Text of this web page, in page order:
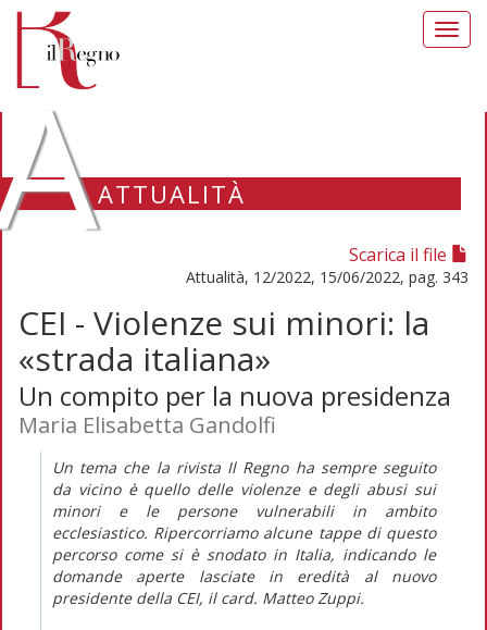
ATTUALITÀ
Scarica il file
Attualità, 12/2022, 15/06/2022, pag. 343
CEI - Violenze sui minori: la
«strada italiana»
Un compito per la nuova presidenza
Maria Elisabetta Gandolfi
Un tema che la rivista Il Regnoha sempre seguito
da vicino è quello delle violenze e degli abusi sui
minori e le persone vulnerabili in ambito
ecclesiastico. Ripercorriamo alcune tappe di questo
percorso come si è snodato in Italia, indicando le
domande aperte lasciate in eredità al nuovo
presidente della CEI, il card. Matteo Zuppi.